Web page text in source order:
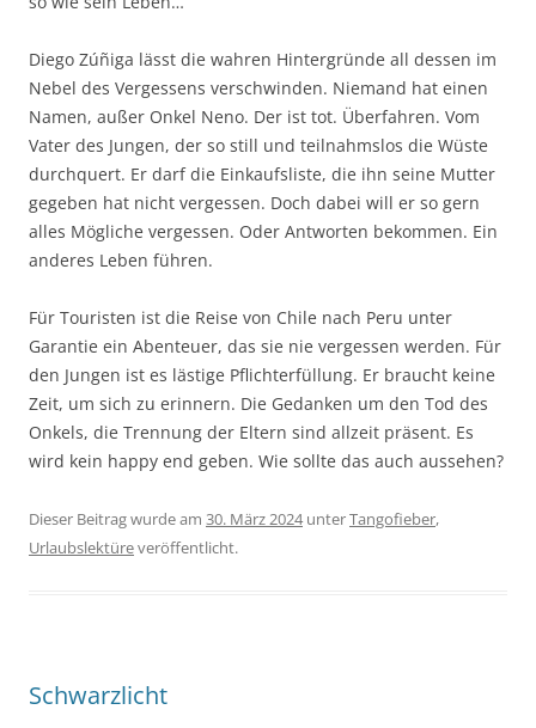
Diego Zúñiga lässt die wahren Hintergründe all dessen im
Nebel des Vergessens verschwinden. Niemand hat einen
Namen, außer Onkel Neno. Der ist tot. Überfahren. Vom
Vater des Jungen, der so still und teilnahmslos die Wüste
durchquert. Er darf die Einkaufsliste, die ihn seine Mutter
gegeben hat nicht vergessen. Doch dabei will er so gern
alles Mögliche vergessen. Oder Antworten bekommen. Ein
anderes Leben führen.
Für Touristen ist die Reise von Chile nach Peru unter
Garantie ein Abenteuer, das sie nie vergessen werden. Für
den Jungen ist es lästige Pflichterfüllung. Er braucht keine
Zeit, um sich zu erinnern. Die Gedanken um den Tod des
Onkels, die Trennung der Eltern sind allzeit präsent. Es
wird kein happy end geben. Wie sollte das auch aussehen?
Dieser Beitrag wurde am 30. März 2024unterTangofieber,
Urlaubslektüreveröffentlicht.
Schwarzlicht